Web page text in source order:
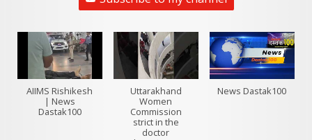
AIIMS Rishikesh
| News
Dastak100
Uttarakhand
Women
Commission
strict in the
doctor
News Dastak100